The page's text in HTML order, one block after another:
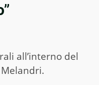
all’interno del